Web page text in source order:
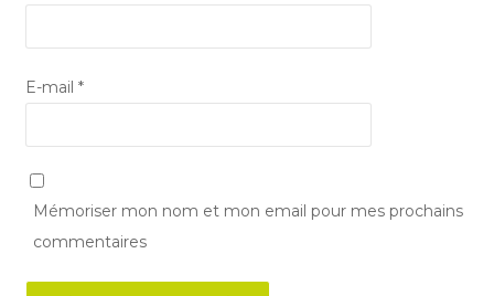
E-mail *
Mémoriser mon nom et mon email pour mes prochains
commentaires